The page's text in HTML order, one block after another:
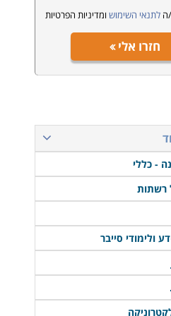
הלתנאי השימוש ומדיניות הפרטיות
חזרו אלי
- כללי
רשתות
ולימודי סייבר